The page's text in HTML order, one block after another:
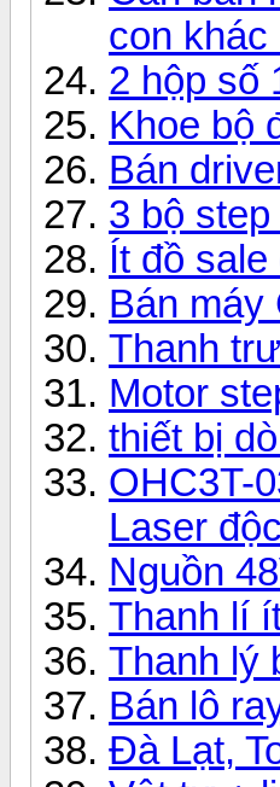
con khác
2 hộp số
Khoe bộ
Bán
3 bộ
Ít đồ sale
Bán máy
Thanh
Motor
thiết bị
OHC3T-
Laser
Nguồn
Thanh lí
Thanh lý
Bán lô
Đà Lạt,